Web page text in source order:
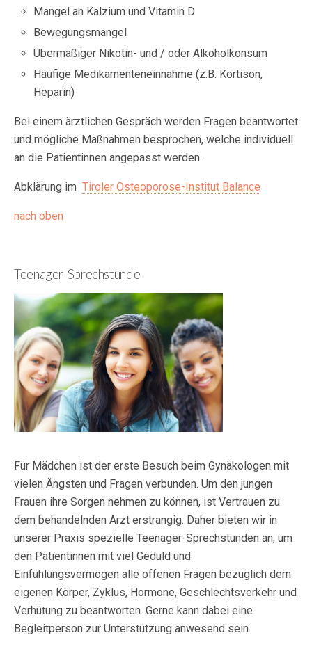
Mangel an Kalzium und Vitamin D
Bewegungsmangel
Übermäßiger Nikotin- und / oder Alkoholkonsum
Häufige Medikamenteneinnahme (z.B. Kortison,
Heparin)
Bei einem ärztlichen Gespräch werden Fragen beantwortet
und mögliche Maßnahmen besprochen, welche individuell
an die Patientinnen angepasst werden.
Abklärung im Tiroler Osteoporose-Institut Balance
nach oben
Teenager-Sprechstunde
Für Mädchen ist der erste Besuch beim Gynäkologen mit
vielen Ängsten und Fragen verbunden. Um den jungen
Frauen ihre Sorgen nehmen zu können, ist Vertrauen zu
dem behandelnden Arzt erstrangig. Daher bieten wir in
unserer Praxis spezielle Teenager-Sprechstunden an, um
den Patientinnen mit viel Geduld und
Einfühlungsvermögen alle offenen Fragen bezüglich dem
eigenen Körper, Zyklus, Hormone, Geschlechtsverkehr und
Verhütung zu beantworten. Gerne kann dabei eine
Begleitperson zur Unterstützung anwesend sein.